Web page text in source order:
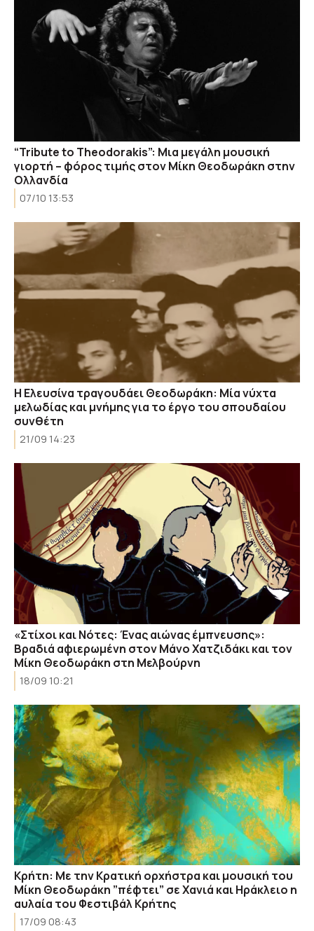
“Tribute to Theodorakis”: Μια μεγάλη μουσική
γιορτή – φόρος τιμής στον Μίκη Θεοδωράκη στην
Ολλανδία
07/10 13:53
H Ελευσίνα τραγουδάει Θεοδωράκη: Μία νύχτα
μελωδίας και μνήμης για το έργο του σπουδαίου
συνθέτη
21/09 14:23
«Στίχοι και Νότες: Ένας αιώνας έμπνευσης»:
Βραδιά αφιερωμένη στον Μάνο Χατζιδάκι και τον
Μίκη Θεοδωράκη στη Μελβούρνη
18/09 10:21
Κρήτη: Με την Κρατική ορχήστρα και μουσική του
Μίκη Θεοδωράκη ”πέφτει” σε Χανιά και Ηράκλειο η
αυλαία του Φεστιβάλ Κρήτης
17/09 08:43